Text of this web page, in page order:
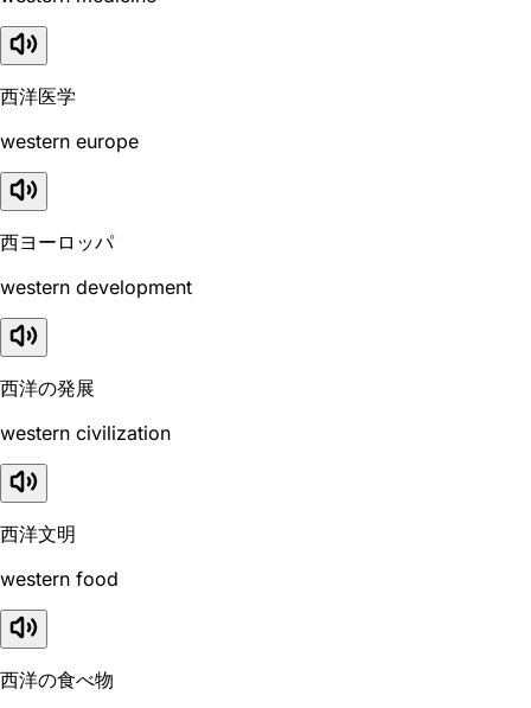
西洋医学
western europe
西ヨーロッパ
western development
西洋の発展
western civilization
西洋文明
western food
西洋の食べ物